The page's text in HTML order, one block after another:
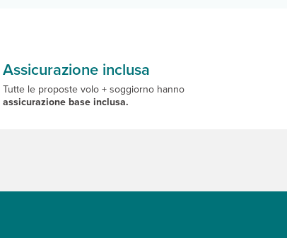
Assicurazione inclusa
Tutte le proposte volo + soggiorno hanno
assicurazione base inclusa.